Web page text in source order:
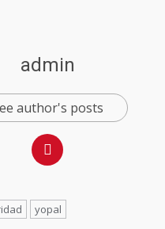
admin
author's posts
yopal